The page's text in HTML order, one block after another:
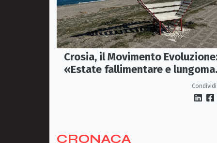
Crosia, il Movimento
«Estate fallimentare e
CRONACA